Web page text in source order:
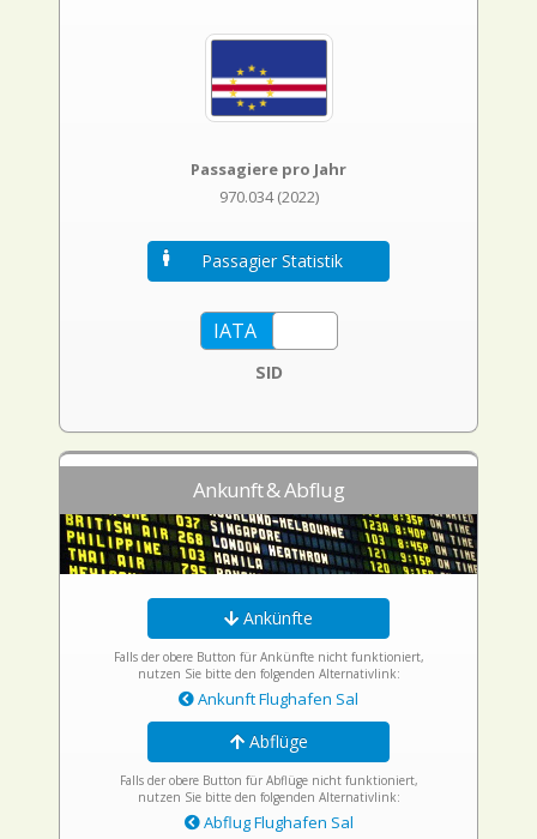
Passagiere pro Jahr
970.034 (2022)
Passagier Statistik
SID
Ankunft & Abflug
Ankünfte
Falls der obere Button für Ankünfte nicht funktioniert,
nutzen Sie bitte den folgenden Alternativlink:
Ankunft Flughafen Sal
Abflüge
Falls der obere Button für Abflüge nicht funktioniert,
nutzen Sie bitte den folgenden Alternativlink:
Abflug Flughafen Sal